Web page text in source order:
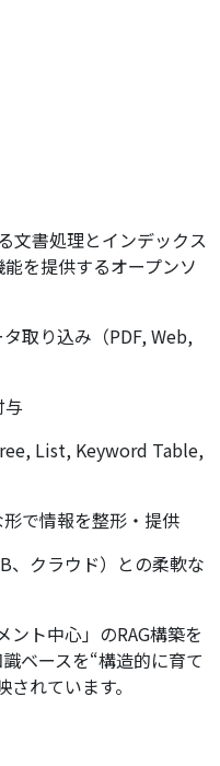
文書処理とインデックス
を提供するオープンソ
取り込み（PDF, Web,
与
List, Keyword Table,
で情報を整形・提供
、クラウド）との柔軟な
ト中心」のRAG構築を
ベースを“構造的に育て
れています。